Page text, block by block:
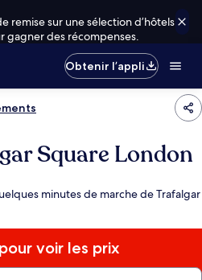
remise sur une sélection d’hôtels
gagner des récompenses.
Obtenir l’appli
Square London
minutes de marche de Trafalgar
voir les prix